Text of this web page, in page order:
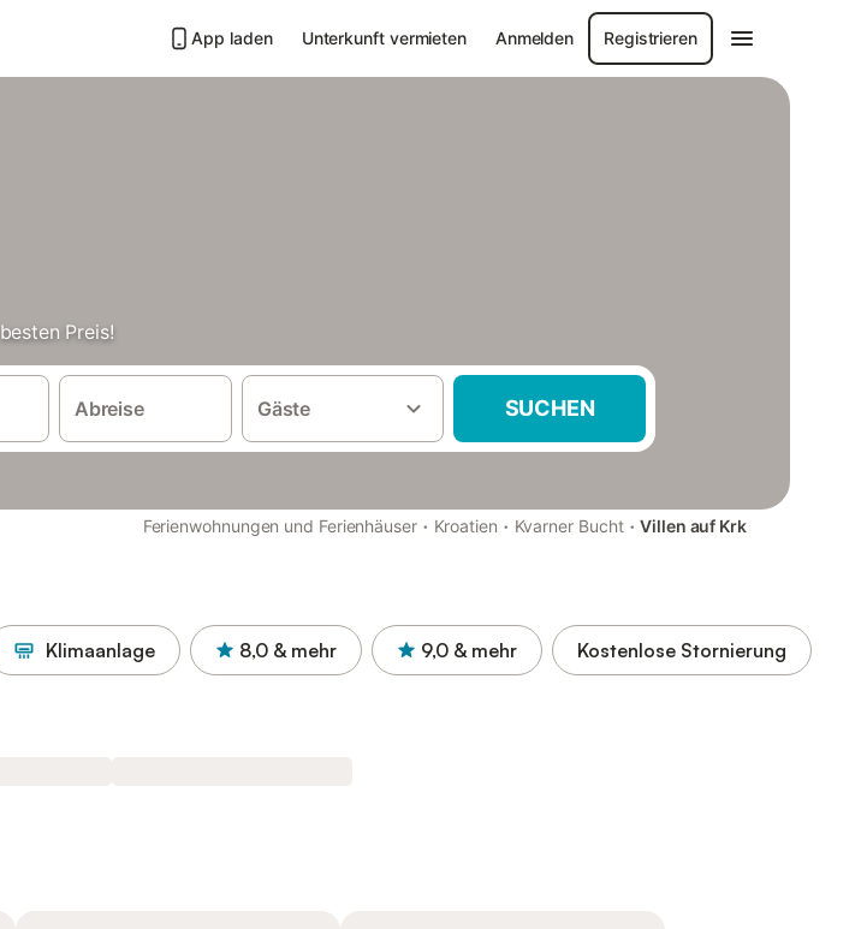
App laden Unterkunft vermieten Anmelden Registrieren
Preis!
Abreise Gäste SUCHEN
Ferienwohnungen und Ferienhäuser · Kroatien · Kvarner Bucht · Villen auf Krk
Klimaanlage 8,0 & mehr 9,0 & mehr Kostenlose Stornierung